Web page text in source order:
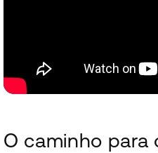
O caminho para